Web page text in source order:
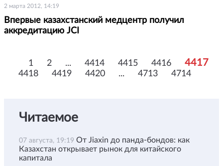
2 марта 2012, 14:19
Впервые казахстанский медцентр получил
аккредитацию JCI
1 2 ... 4414 4415 4416 4417
4418 4419 4420 ... 4713 4714
Читаемое
07 августа, 19:19 От Jiaxin до панда-бондов: как
Казахстан открывает рынок для китайского
капитала